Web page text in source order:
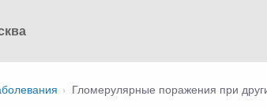
› Гломерулярные поражения при